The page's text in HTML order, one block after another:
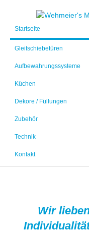
Startseite
Gleitschiebetüren
Aufbewahrungssysteme
Küchen
Dekore / Füllungen
Zubehör
Technik
Kontakt
Wir